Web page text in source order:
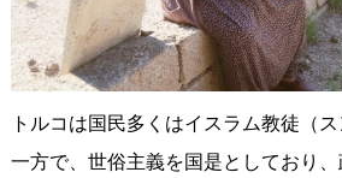
トルコは国民多くはイスラム教徒（
一方で、世俗主義を国是としており